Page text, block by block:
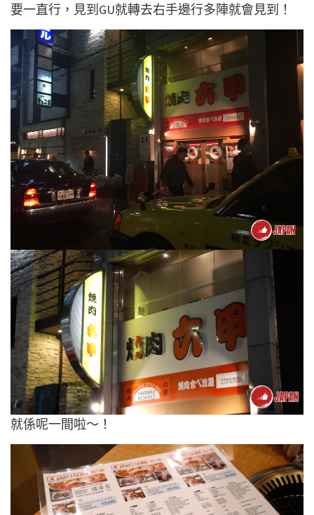
要一直行，見到GU就轉去右手邊行多陣就會見到！
就係呢一間啦～！